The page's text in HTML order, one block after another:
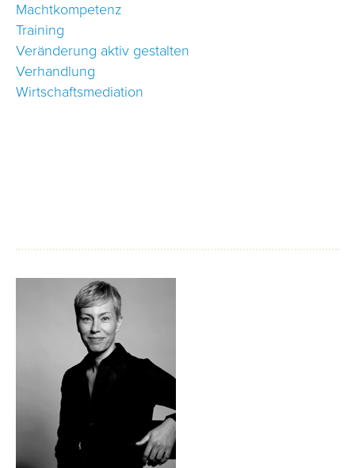
Machtkompetenz
Training
Veränderung aktiv gestalten
Verhandlung
Wirtschaftsmediation